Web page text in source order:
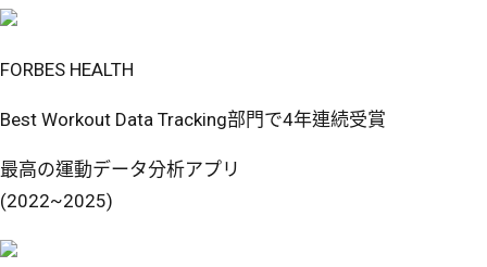
FORBES HEALTH
Best Workout Data Tracking部門で4年連続受賞
最高の運動データ分析アプリ
(2022~2025)